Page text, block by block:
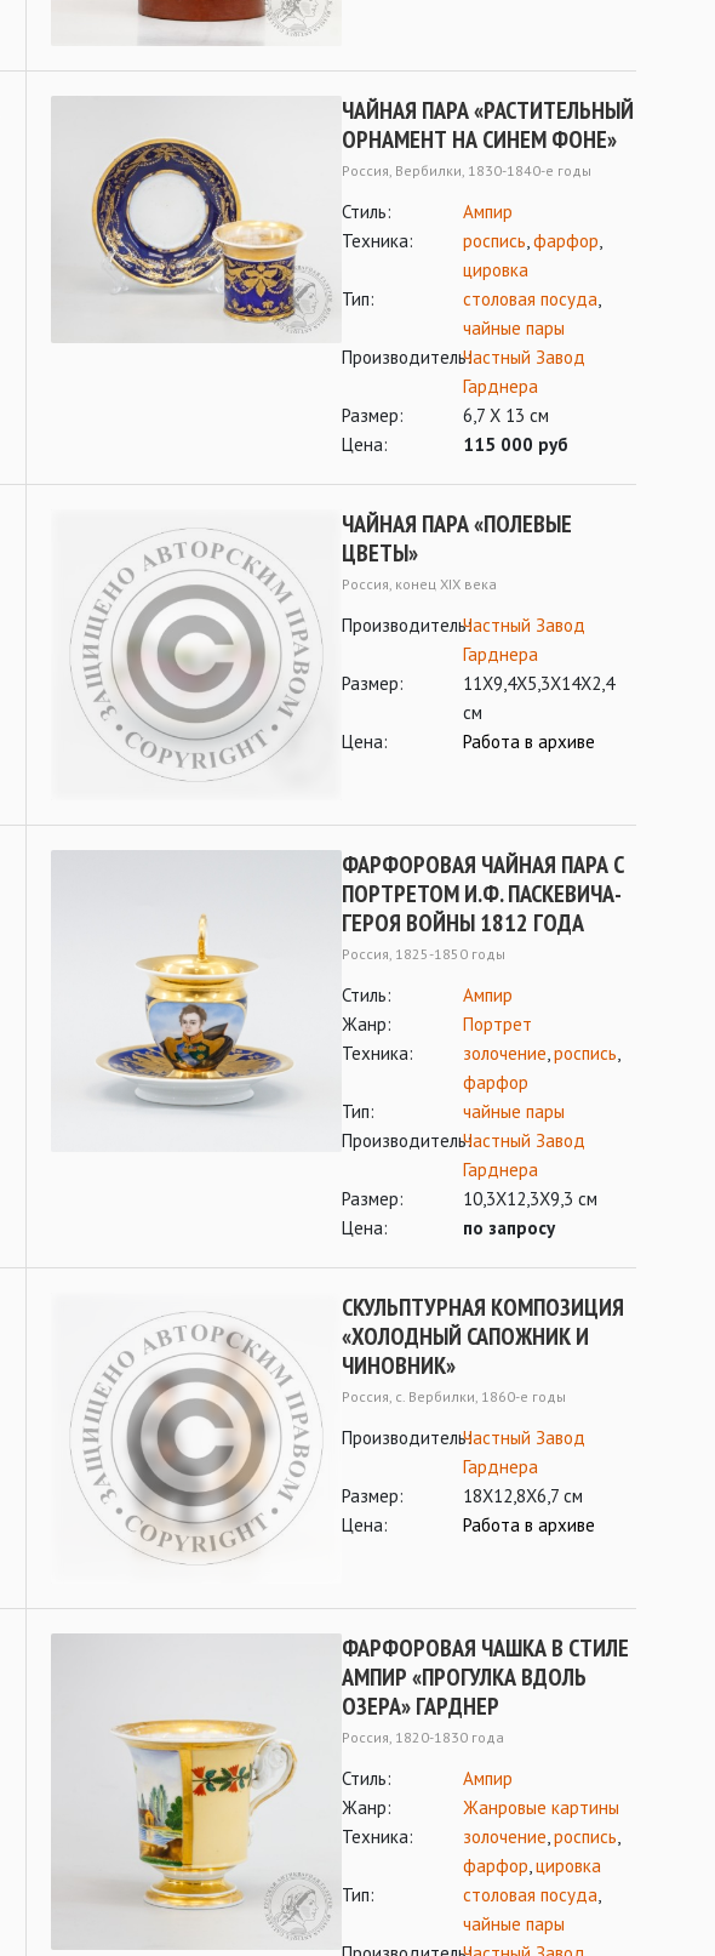
ЧАЙНАЯ ПАРА «РАСТИТЕЛЬНЫЙ
ОРНАМЕНТ НА СИНЕМ ФОНЕ»
Россия, Вербилки, 1830-1840-е годы
Стиль:
Ампир
Техника:
роспись фарфор
цировка
Тип:
столовая посуда
чайные пары
Производитель:Частный Завод
Гарднера
Размер:
6,7 Х 13 см
Цена:
115 000 руб
ЧАЙНАЯ ПАРА «ПОЛЕВЫЕ
ЦВЕТЫ»
Россия, конец XIX века
Производитель:Частный Завод
Гарднера
Размер:
11Х9,4Х5,3Х14Х2,4
см
Цена:
Работа в архиве
ФАРФОРОВАЯ ЧАЙНАЯ ПАРА С
ПОРТРЕТОМ И.Ф. ПАСКЕВИЧА-
ГЕРОЯ ВОЙНЫ 1812 ГОДА
Россия, 1825-1850 годы
Стиль:
Ампир
Жанр:
Портрет
Техника:
золочение роспись
фарфор
Тип:
чайные пары
Производитель:Частный Завод
Гарднера
Размер:
10,3Х12,3Х9,3 см
Цена:
по запросу
СКУЛЬПТУРНАЯ КОМПОЗИЦИЯ
«ХОЛОДНЫЙ САПОЖНИК И
ЧИНОВНИК»
Россия, с. Вербилки, 1860-е годы
Производитель:Частный Завод
Гарднера
Размер:
18Х12,8Х6,7 см
Цена:
Работа в архиве
ФАРФОРОВАЯ ЧАШКА В СТИЛЕ
АМПИР «ПРОГУЛКА ВДОЛЬ
ОЗЕРА» ГАРДНЕР
Россия, 1820-1830 года
Стиль:
Ампир
Жанр:
Жанровые картины
Техника:
золочение роспись
фарфор цировка
Тип:
столовая посуда
чайные пары